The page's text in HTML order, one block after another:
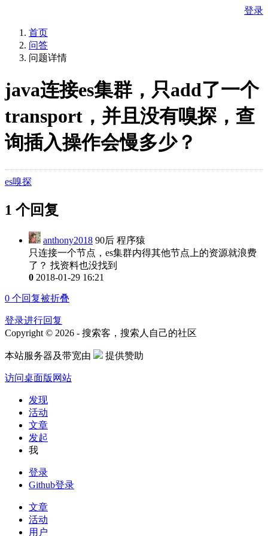
登录
首页
问答
问题详情
java连接es集群，只add了一个
transport，并且没有嗅探，查
询插入操作会慢多少？
es嗅探
1 个回复
anthony2018 90后 程序猿
只连接一个节点，es集群内得其他节点上的资源就浪费
了？ 找资料也没找到
0 2018-01-29 16:21
0 个回复被折叠
登录进行回复
Copyright © 2026 - 搜索客，搜索人自己的社区
本站服务器及带宽由 提供赞助
访问桌面版网站
发现
活动
文章
发起
我
登录
Github登录
文章
活动
用户